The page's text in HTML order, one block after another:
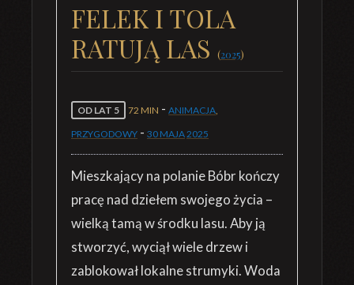
FELEK I TOLA
RATUJĄ LAS (2025)
OD LAT 5 72 MIN - ANIMACJA,
PRZYGODOWY - 30 MAJA2025
Mieszkający na polanie Bóbr kończy
pracę nad dziełem swojego życia –
wielką tamą w środku lasu. Aby ją
stworzyć, wyciął wiele drzew i
zablokował lokalne strumyki. Woda